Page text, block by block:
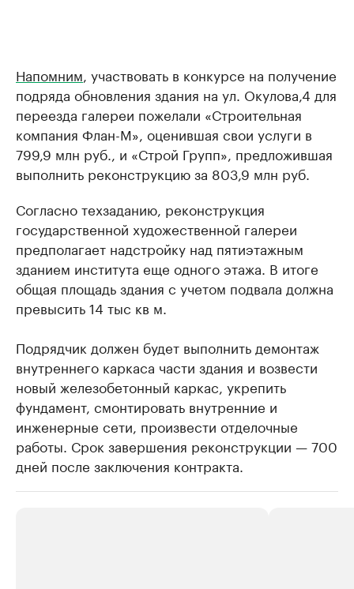
Напомним , участвовать в конкурсе на получение
подряда обновления здания на ул. Окулова,4 для
переезда галереи пожелали «Строительная
компания Флан-М», оценившая свои услуги в
799,9 млн руб., и «Строй Групп», предложившая
выполнить реконструкцию за 803,9 млн руб.
Согласно техзаданию, реконструкция
государственной художественной галереи
предполагает надстройку над пятиэтажным
зданием института еще одного этажа. В итоге
общая площадь здания с учетом подвала должна
превысить 14 тыс кв м.
Подрядчик должен будет выполнить демонтаж
внутреннего каркаса части здания и возвести
новый железобетонный каркас, укрепить
фундамент, смонтировать внутренние и
инженерные сети, произвести отделочные
работы. Срок завершения реконструкции — 700
дней после заключения контракта.